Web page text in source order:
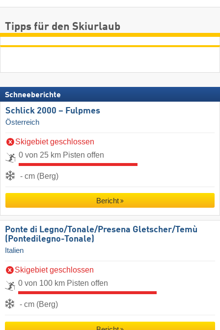
Tipps für den Skiurlaub
Schneeberichte
Schlick 2000 – Fulpmes
Österreich
Skigebiet geschlossen
0 von 25 km Pisten offen
- cm (Berg)
Bericht
Ponte di Legno/​Tonale/​Presena Gletscher/​Temù
(Pontedilegno-Tonale)
Italien
Skigebiet geschlossen
0 von 100 km Pisten offen
- cm (Berg)